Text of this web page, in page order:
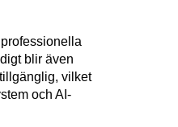
blir även
vilket
och AI-